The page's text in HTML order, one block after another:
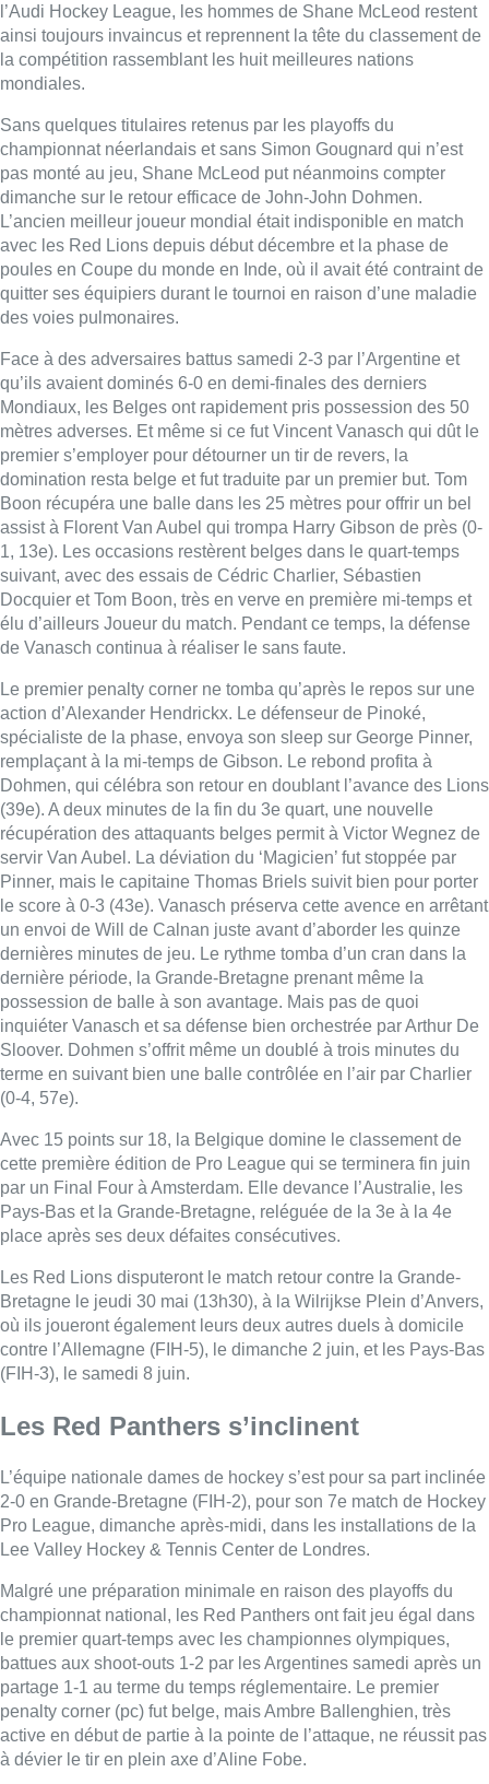
l’Audi Hockey League, les hommes de Shane McLeod restent
ainsi toujours invaincus et reprennent la tête du classement de
la compétition rassemblant les huit meilleures nations
mondiales.
Sans quelques titulaires retenus par les playoffs du
championnat néerlandais et sans Simon Gougnard qui n’est
pas monté au jeu, Shane McLeod put néanmoins compter
dimanche sur le retour efficace de John-John Dohmen.
L’ancien meilleur joueur mondial était indisponible en match
avec les Red Lions depuis début décembre et la phase de
poules en Coupe du monde en Inde, où il avait été contraint de
quitter ses équipiers durant le tournoi en raison d’une maladie
des voies pulmonaires.
Face à des adversaires battus samedi 2-3 par l’Argentine et
qu’ils avaient dominés 6-0 en demi-finales des derniers
Mondiaux, les Belges ont rapidement pris possession des 50
mètres adverses. Et même si ce fut Vincent Vanasch qui dût le
premier s’employer pour détourner un tir de revers, la
domination resta belge et fut traduite par un premier but. Tom
Boon récupéra une balle dans les 25 mètres pour offrir un bel
assist à Florent Van Aubel qui trompa Harry Gibson de près (0-
1, 13e). Les occasions restèrent belges dans le quart-temps
suivant, avec des essais de Cédric Charlier, Sébastien
Docquier et Tom Boon, très en verve en première mi-temps et
élu d’ailleurs Joueur du match. Pendant ce temps, la défense
de Vanasch continua à réaliser le sans faute.
Le premier penalty corner ne tomba qu’après le repos sur une
action d’Alexander Hendrickx. Le défenseur de Pinoké,
spécialiste de la phase, envoya son sleep sur George Pinner,
remplaçant à la mi-temps de Gibson. Le rebond profita à
Dohmen, qui célébra son retour en doublant l’avance des Lions
(39e). A deux minutes de la fin du 3e quart, une nouvelle
récupération des attaquants belges permit à Victor Wegnez de
servir Van Aubel. La déviation du ‘Magicien’ fut stoppée par
Pinner, mais le capitaine Thomas Briels suivit bien pour porter
le score à 0-3 (43e). Vanasch préserva cette avence en arrêtant
un envoi de Will de Calnan juste avant d’aborder les quinze
dernières minutes de jeu. Le rythme tomba d’un cran dans la
dernière période, la Grande-Bretagne prenant même la
possession de balle à son avantage. Mais pas de quoi
inquiéter Vanasch et sa défense bien orchestrée par Arthur De
Sloover. Dohmen s’offrit même un doublé à trois minutes du
terme en suivant bien une balle contrôlée en l’air par Charlier
(0-4, 57e).
Avec 15 points sur 18, la Belgique domine le classement de
cette première édition de Pro League qui se terminera fin juin
par un Final Four à Amsterdam. Elle devance l’Australie, les
Pays-Bas et la Grande-Bretagne, reléguée de la 3e à la 4e
place après ses deux défaites consécutives.
Les Red Lions disputeront le match retour contre la Grande-
Bretagne le jeudi 30 mai (13h30), à la Wilrijkse Plein d’Anvers,
où ils joueront également leurs deux autres duels à domicile
contre l’Allemagne (FIH-5), le dimanche 2 juin, et les Pays-Bas
(FIH-3), le samedi 8 juin.
Les Red Panthers s’inclinent
L’équipe nationale dames de hockey s’est pour sa part inclinée
2-0 en Grande-Bretagne (FIH-2), pour son 7e match de Hockey
Pro League, dimanche après-midi, dans les installations de la
Lee Valley Hockey & Tennis Center de Londres.
Malgré une préparation minimale en raison des playoffs du
championnat national, les Red Panthers ont fait jeu égal dans
le premier quart-temps avec les championnes olympiques,
battues aux shoot-outs 1-2 par les Argentines samedi après un
partage 1-1 au terme du temps réglementaire. Le premier
penalty corner (pc) fut belge, mais Ambre Ballenghien, très
active en début de partie à la pointe de l’attaque, ne réussit pas
à dévier le tir en plein axe d’Aline Fobe.